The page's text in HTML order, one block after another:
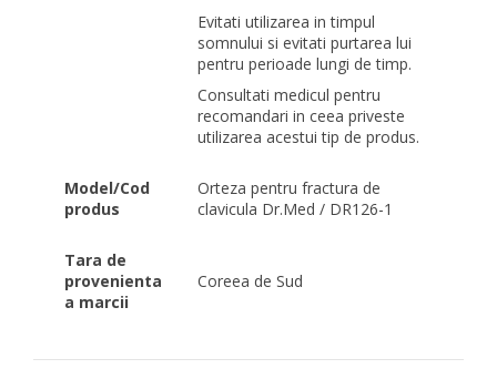
Evitati utilizarea in timpul
somnului si evitati purtarea lui
pentru perioade lungi de timp.
Consultati medicul pentru
recomandari in ceea priveste
utilizarea acestui tip de produs.
Model/Cod
produs
Orteza pentru fractura de
clavicula Dr.Med / DR126-1
Tara de
provenienta
a marcii
Coreea de Sud